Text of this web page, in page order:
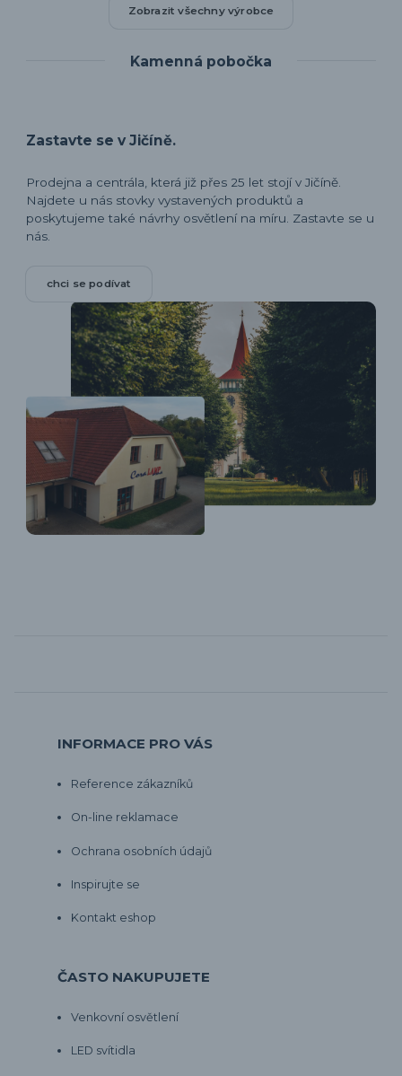
Zobrazit všechny výrobce
Kamenná pobočka
Zastavte se v Jičíně.
Prodejna a centrála, která již přes 25 let stojí v Jičíně.
Najdete u nás stovky vystavených produktů a
poskytujeme také návrhy osvětlení na míru. Zastavte se u
nás.
chci se podívat
INFORMACE PRO VÁS
Reference zákazníků
On-line reklamace
Ochrana osobních údajů
Inspirujte se
Kontakt eshop
ČASTO NAKUPUJETE
Venkovní osvětlení
LED svítidla